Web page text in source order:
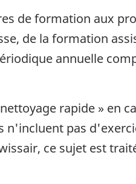
de formation aux
de la formation
annuelle
rapide » en
n'incluent pas
ce sujet est